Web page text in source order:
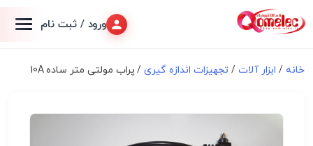
ورود / ثبت نام
خانه / ابزار آلات/ تجهیزات اندازه گیری/ پراب مولتی متر ساده 10A